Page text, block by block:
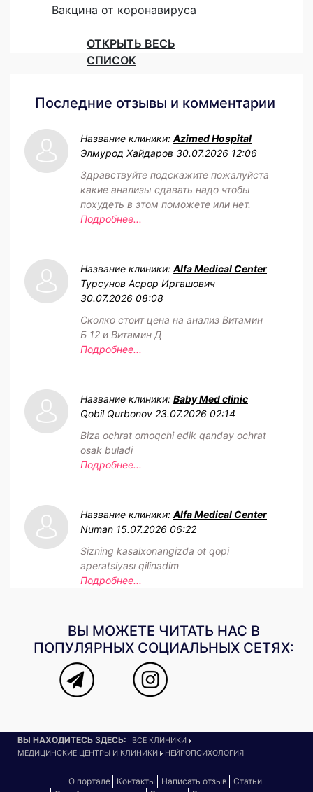
Вакцина от коронавируса
ОТКРЫТЬ ВЕСЬ
СПИСОК
Последние отзывы и комментарии
Название клиники:Azimed Hospital
Элмурод Хайдаров 30.07.2026 12:06
Здравствуйте подскажите пожалуйста
какие анализы сдавать надо чтобы
похудеть в этом поможете или нет.
Подробнее...
Название клиники:Alfa Medical Center
Турсунов Асрор Иргашович
30.07.2026 08:08
Сколко стоит цена на анализ Витамин
Б 12 и Витамин Д
Подробнее...
Название клиники: Baby Med clinic
Qobil Qurbonov 23.07.2026 02:14
Biza ochrat omoqchi edik qanday ochrat
osak buladi
Подробнее...
Название клиники:Alfa Medical Center
Numan 15.07.2026 06:22
Sizning kasalxonangizda ot qopi
aperatsiyası qilinadim
Подробнее...
ВЫ МОЖЕТЕ ЧИТАТЬ НАС В
ПОПУЛЯРНЫХ СОЦИАЛЬНЫХ СЕТЯХ:
ВЫ НАХОДИТЕСЬ ЗДЕСЬ:
ВСЕ КЛИНИКИ
МЕДИЦИНСКИЕ ЦЕНТРЫ И КЛИНИКИ
НЕЙРОПСИХОЛОГИЯ
О портале Контакты Написать отзыв
Статьи